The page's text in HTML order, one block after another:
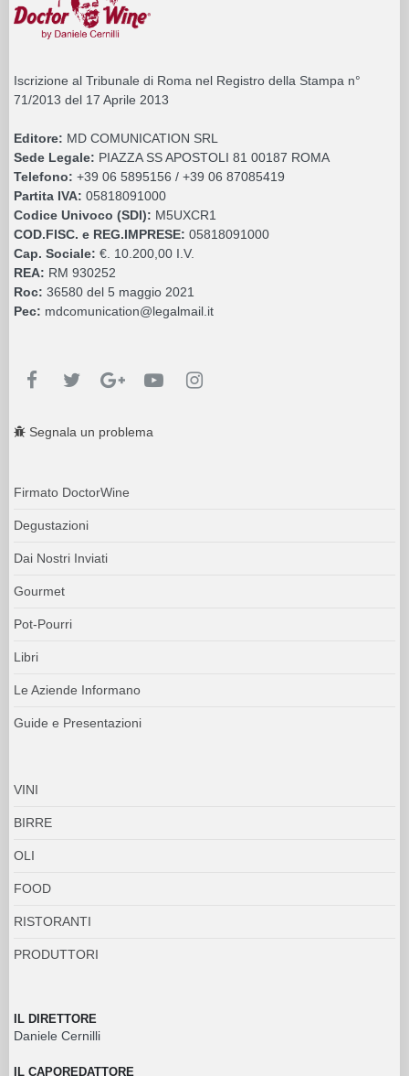
Iscrizione al Tribunale di Roma nel Registro della Stampa n°
71/2013 del 17 Aprile 2013
Editore: MD COMUNICATION SRL
Sede Legale: PIAZZA SS APOSTOLI 81 00187 ROMA
Telefono: +39 06 5895156 / +39 06 87085419
Partita IVA: 05818091000
Codice Univoco (SDI): M5UXCR1
COD.FISC. e REG.IMPRESE: 05818091000
Cap. Sociale: €. 10.200,00 I.V.
REA: RM 930252
Roc: 36580 del 5 maggio 2021
Pec: mdcomunication@legalmail.it
Segnala un problema
Firmato DoctorWine
Degustazioni
Dai Nostri Inviati
Gourmet
Pot-Pourri
Libri
Le Aziende Informano
Guide e Presentazioni
VINI
BIRRE
OLI
FOOD
RISTORANTI
PRODUTTORI
IL DIRETTORE
Daniele Cernilli
IL CAPOREDATTORE